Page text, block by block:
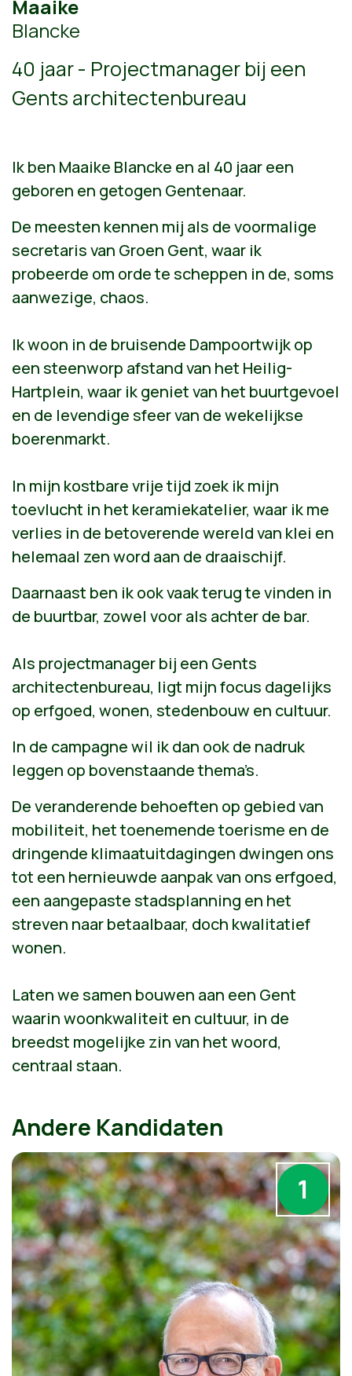
Maaike
Blancke
40 jaar - Projectmanager bij een
Gents architectenbureau
Ik ben Maaike Blancke en al 40 jaar een
geboren en getogen Gentenaar.
De meesten kennen mij als de voormalige
secretaris van Groen Gent, waar ik
probeerde om orde te scheppen in de, soms
aanwezige, chaos.
Ik woon in de bruisende Dampoortwijk op
een steenworp afstand van het Heilig-
Hartplein, waar ik geniet van het buurtgevoel
en de levendige sfeer van de wekelijkse
boerenmarkt.
In mijn kostbare vrije tijd zoek ik mijn
toevlucht in het keramiekatelier, waar ik me
verlies in de betoverende wereld van klei en
helemaal zen word aan de draaischijf.
Daarnaast ben ik ook vaak terug te vinden in
de buurtbar, zowel voor als achter de bar.
Als projectmanager bij een Gents
architectenbureau, ligt mijn focus dagelijks
op erfgoed, wonen, stedenbouw en cultuur.
In de campagne wil ik dan ook de nadruk
leggen op bovenstaande thema’s.
De veranderende behoeften op gebied van
mobiliteit, het toenemende toerisme en de
dringende klimaatuitdagingen dwingen ons
tot een hernieuwde aanpak van ons erfgoed,
een aangepaste stadsplanning en het
streven naar betaalbaar, doch kwalitatief
wonen.
Laten we samen bouwen aan een Gent
waarin woonkwaliteit en cultuur, in de
breedst mogelijke zin van het woord,
centraal staan.
Andere Kandidaten
1